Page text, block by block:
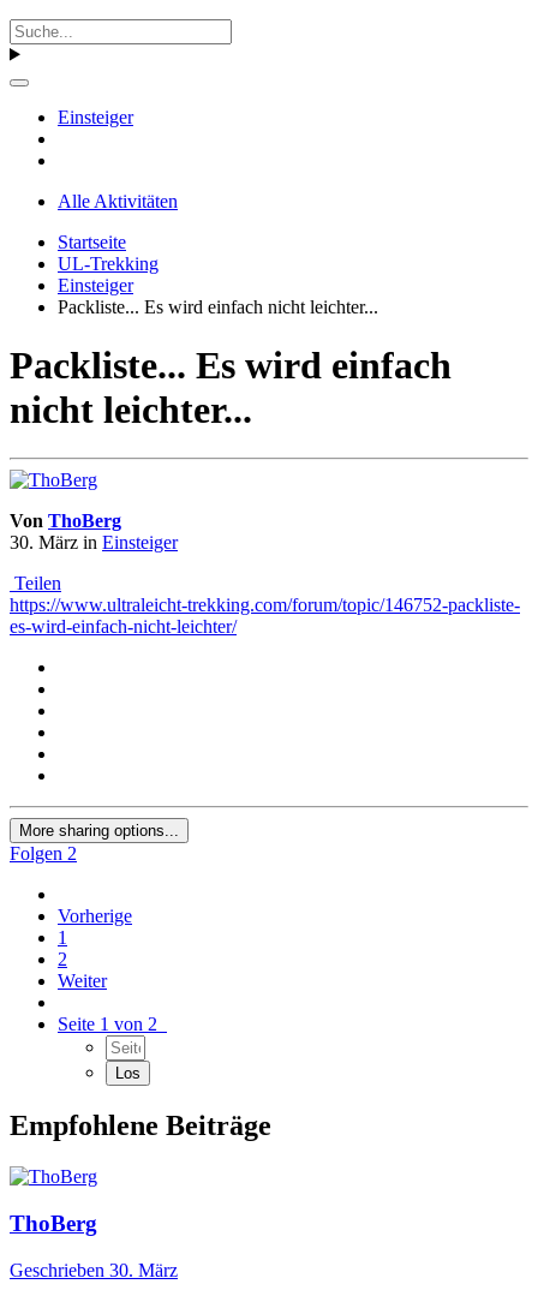
Einsteiger
Alle Aktivitäten
Startseite
UL-Trekking
Einsteiger
Packliste... Es wird einfach nicht leichter...
Packliste... Es wird einfach
nicht leichter...
Von ThoBerg
30. März in Einsteiger
Teilen
https://www.ultraleicht-trekking.com/forum/topic/146752-packliste-
es-wird-einfach-nicht-leichter/
More sharing options...
Folgen 2
Vorherige
1
2
Weiter
Seite 1 von 2
Empfohlene Beiträge
ThoBerg
Geschrieben 30. März